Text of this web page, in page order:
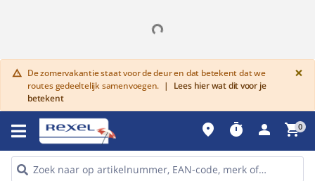
warning De zomervakantie staat voor de deur en dat betekent dat we
routes gedeeltelijk samenvoegen. |
Lees hier wat dit voor je
betekent
×
place timer person shopping_cart0